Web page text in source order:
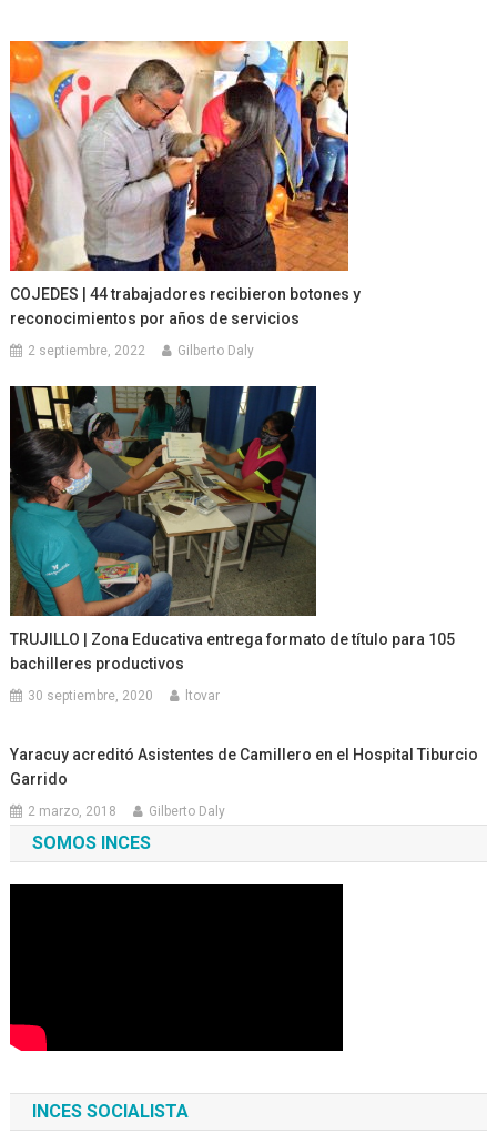
COJEDES | 44 trabajadores recibieron botones y
reconocimientos por años de servicios
2 septiembre, 2022 Gilberto Daly
TRUJILLO | Zona Educativa entrega formato de título para 105
bachilleres productivos
30 septiembre, 2020 ltovar
Yaracuy acreditó Asistentes de Camillero en el Hospital Tiburcio
Garrido
2 marzo, 2018 Gilberto Daly
SOMOS INCES
INCES SOCIALISTA